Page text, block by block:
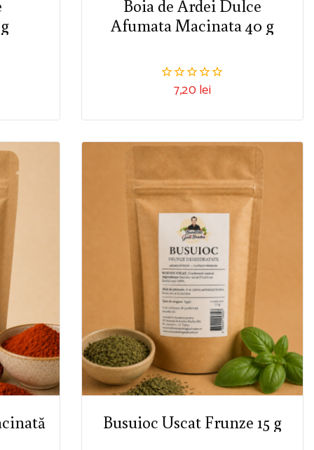
Boia de Ardei Dulce
Afumata Macinata 40 g
7,20 lei
Busuioc Uscat Frunze 15 g